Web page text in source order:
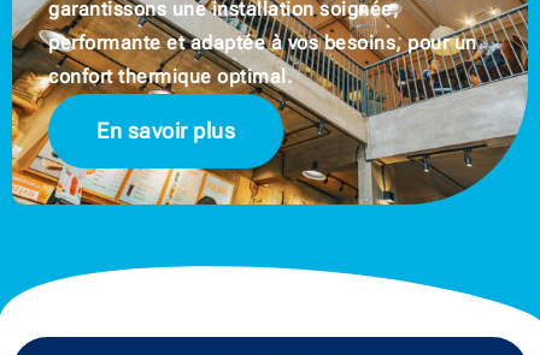
garantissons une installation soignée,
performante et adaptée à vos besoins, pour un
confort thermique optimal.
En savoir plus